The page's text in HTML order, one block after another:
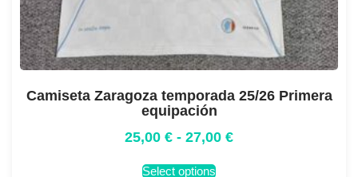
Camiseta Zaragoza temporada 25/26 Primera
equipación
25,00 € - 27,00 €
Select options